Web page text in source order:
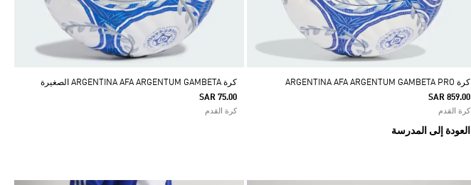
كرة ARGENTINA AFA ARGENTUM GAMBETA PRO
SAR 859.00
كرة القدم
العودة إلى المدرسة
كرة ARGENTINA AFA ARGENTUM GAMBETA الصغيرة
SAR 75.00
كرة القدم